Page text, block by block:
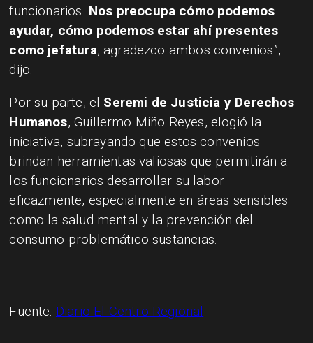
funcionarios. Nos preocupa cómo podemos
ayudar, cómo podemos estar ahí presentes
como jefatura, agradezco ambos convenios”,
dijo.
Por su parte, el Seremi de Justicia y Derechos
Humanos, Guillermo Miño Reyes, elogió la
iniciativa, subrayando que estos convenios
brindan herramientas valiosas que permitirán a
los funcionarios desarrollar su labor
eficazmente, especialmente en áreas sensibles
como la salud mental y la prevención del
consumo problemático sustancias.
Fuente: Diario El Centro Regional